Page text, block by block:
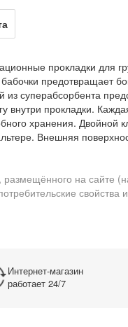
прокладки для
предотвращает
суперабсорбента
внутри прокладки.
хранения. Двойной
Внешняя
на сайте
Интернет-магазин
работает 24/7